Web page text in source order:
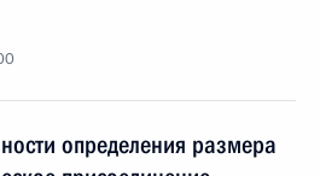
определения размера